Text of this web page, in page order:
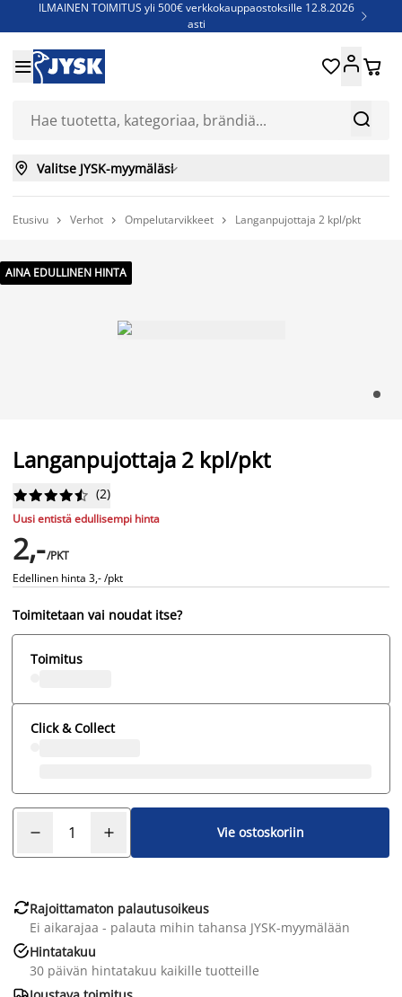
ILMAINEN TOIMITUS yli 500€ verkkokauppaostoksille 12.8.2026
asti

Jenkkisänkyjä - Säästä jopa 60%


 
 Valitse JYSK-myymäläsi
Etusivu  Verhot  Ompelutarvikkeet  Langanpujottaja 2 kpl/pkt
AINA EDULLINEN HINTA
Langanpujottaja 2 kpl/pkt





 (2)
Uusi entistä edullisempi hinta
2,-/PKT
Edellinen hinta 3,- /pkt
Toimitetaan vai noudat itse?
Toimitus
Click & Collect
Vie ostoskoriin
Rajoittamaton palautusoikeus
Ei aikarajaa - palauta mihin tahansa JYSK-myymälään
Hintatakuu
30 päivän hintatakuu kaikille tuotteille
